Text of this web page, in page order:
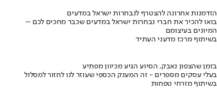
הזדמנות אחרונה להצטרף לנבחרות ישראל במדעים
בואו להכיר את חברי נבחרות ישראל במדעים שכבר מחכים לכם –
המיונים בעיצומם
בשיתוף מרכז מדעני העתיד
בזמן שהצפון נאבק, הסיוע הגיע מכיוון מפתיע
בעלי עסקים מספרים - זה המענק הכספי שעוזר לנו לחזור למסלול
בשיתוף מזרחי טפחות